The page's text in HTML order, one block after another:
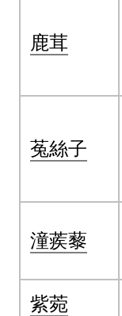
鹿茸
菟絲子
潼蒺藜
紫菀